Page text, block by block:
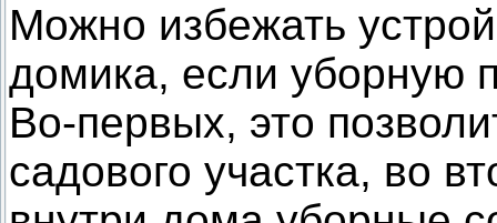
Можно избежать
домика, если уборную
Во-первых, это
садового участка, во